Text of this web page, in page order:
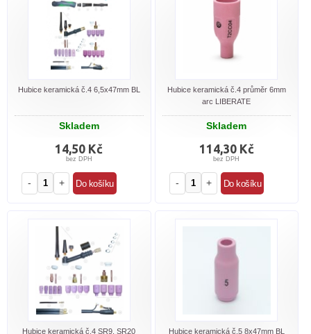
Hubice keramická č.4 6,5x47mm BL
Skladem
14,50 Kč
bez DPH
- +
Hubice keramická č.4 průměr 6mm
arc LIBERATE
Skladem
114,30 Kč
bez DPH
- +
Hubice keramická č.4 SR9, SR20
Hubice keramická č.5 8x47mm BL